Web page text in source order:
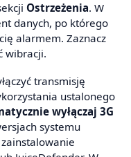
Ostrzeżenia. W
danych, po którego
alarmem. Zaznacz
wibracji.
transmisję
ustalonego
wyłączaj 3G
systemu